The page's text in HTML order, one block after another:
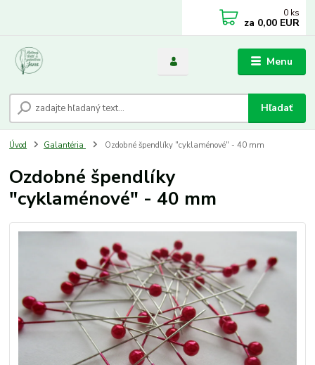
Menu
Hľadať
0 ks
za 0,00 EUR
Úvod Galantéria Ozdobné špendlíky "cyklaménové" - 40 mm
Ozdobné špendlíky
"cyklaménové" - 40 mm